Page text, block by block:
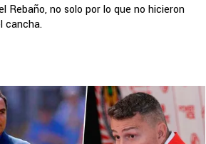
Rebaño, no solo por lo que no hicieron
cancha.